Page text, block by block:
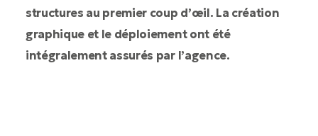
structures au premier coup d’œil. La création
graphique et le déploiement ont été
intégralement assurés par l’agence.